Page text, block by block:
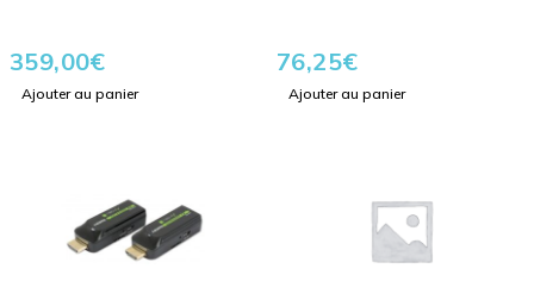
359,00€
Ajouter au panier
76,25€
Ajouter au panier